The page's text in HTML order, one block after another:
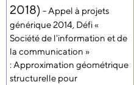
2018) - Appel à projets
générique 2014, Défi «
Société de l'information et de
la communication »
: Approximation géométrique
structurelle pour